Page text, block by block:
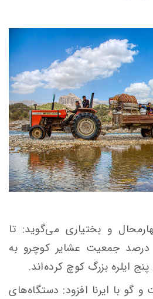
و بختیاری می‌گوید: تا
دهم مهرماه حدود ۷۰ درصد جمعیت عشایر کوچرو به
ایلره بزرگ کوچ کرده‌اند.
گو با ایرنا افزود: دستگاه‌های